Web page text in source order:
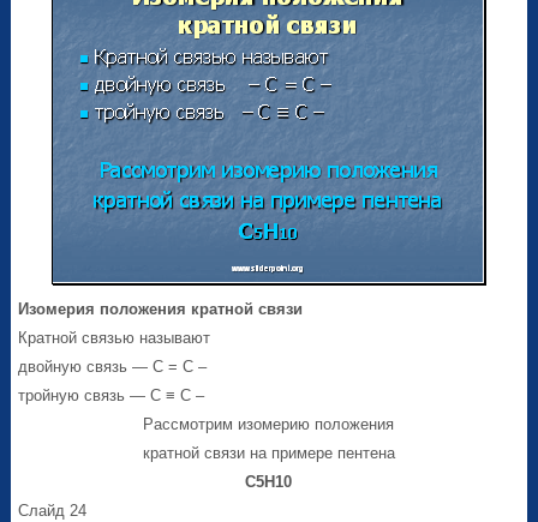
Изомерия положения кратной связи
Кратной связью называют
двойную связь — С = С –
тройную связь — С ≡ С –
Рассмотрим изомерию положения
кратной связи на примере пентена
С5Н10
Слайд 24